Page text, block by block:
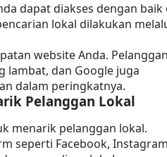
dapat diakses dengan baik
lokal dilakukan
website Anda. Pelanggan
lambat, dan Google juga
dalam peringkatnya.
Pelanggan Lokal
menarik pelanggan lokal.
seperti Facebook,